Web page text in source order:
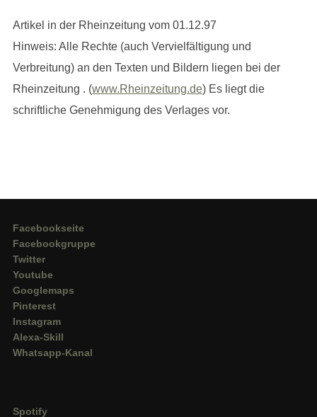
Artikel in der Rheinzeitung vom 01.12.97
Hinweis: Alle Rechte (auch Vervielfältigung und
Verbreitung) an den Texten und Bildern liegen bei der
Rheinzeitung . (www.Rheinzeitung.de) Es liegt die
schriftliche Genehmigung des Verlages vor.
Facebookseite
Facebookgruppe
Twitter
Youtube
Googlemaps
Pinterest
Instagram
Alexa-Skill
Whatsapp-Kanal
Spotify